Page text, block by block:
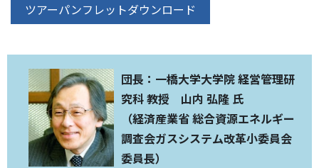
ツアーパンフレットダウンロード
団長：一橋大学大学院 経営管理研
究科 教授 山内 弘隆 氏
（経済産業省 総合資源エネルギー
調査会ガスシステム改革小委員会
委員長）